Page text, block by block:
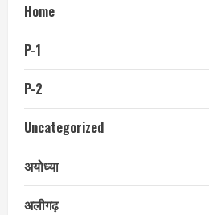
Home
P-1
P-2
Uncategorized
अयोध्या
अलीगढ़